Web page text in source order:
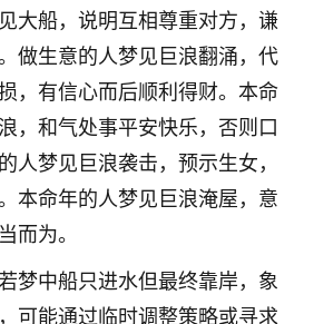
大船，说明互相尊重对方，谦
做生意的人梦见巨浪翻涌，代
，有信心而后顺利得财。本命
，和气处事平安快乐，否则口
人梦见巨浪袭击，预示生女，
本命年的人梦见巨浪淹屋，意
而为。
梦中船只进水但最终靠岸，象
可能通过临时调整策略或寻求
大半年不上学，一说她就要死要活
子愁的不行，朋友给我推荐的慧来老
急乱投医，这半年来，法事一个个
了个人一样，不期望她能考多好的
稳稳的把书读了，身体心理都健健
足了！
下父母心啊！